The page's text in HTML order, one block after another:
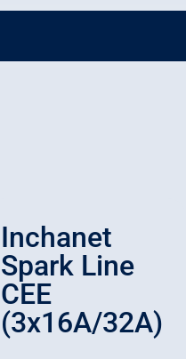
Inchanet
Spark Line
CEE
(3x16A/32A)